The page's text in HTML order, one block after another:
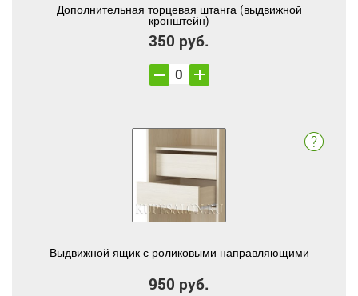
Дополнительная торцевая штанга (выдвижной
кронштейн)
350 руб.
Выдвижной ящик с роликовыми направляющими
950 руб.